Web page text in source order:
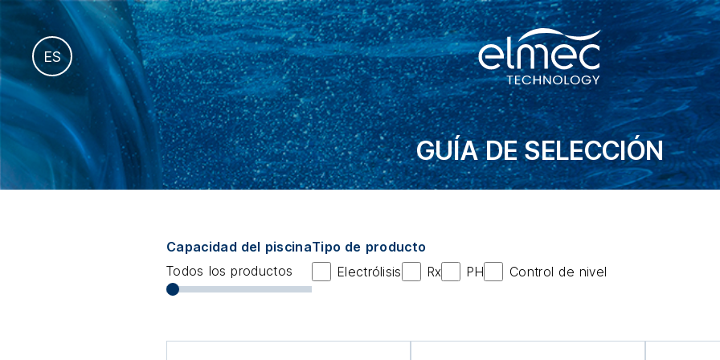
ES
it
GUÍA DE SELECCIÓN
Capacidad del piscina
Todos los productos
Tipo de producto
Electrólisis
Rx PH Control de nivel